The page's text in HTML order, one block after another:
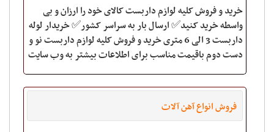
خرید و فروش کلیه لوازم داربست کالای خود را ارزان و بی
واسطه خرید کنید✅ ارسال بار به سراسر کشور✅ خریدار لوله
داربست 3 الی 6 متری خرید و فروش کلیه لوازم داربست نو و
دست دوم باقیمت مناسب برای اطلاعات بیشتر به وب سایت
فروش انواع آهن آلات